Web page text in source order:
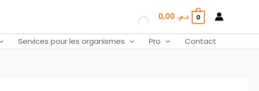
د.م. 0,00 0
Services pour les organismes Pro Contact